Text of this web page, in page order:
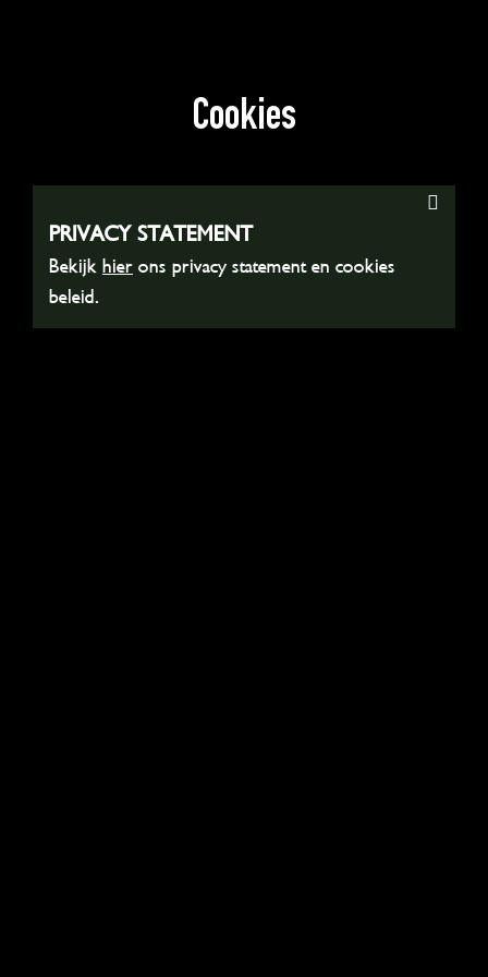
Cookies
PRIVACY STATEMENT
Bekijk hier ons privacy statement en cookies
beleid.